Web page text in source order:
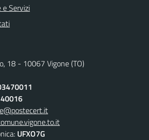
Servizi
18 - 10067 Vigone (TO)
UFXO7G